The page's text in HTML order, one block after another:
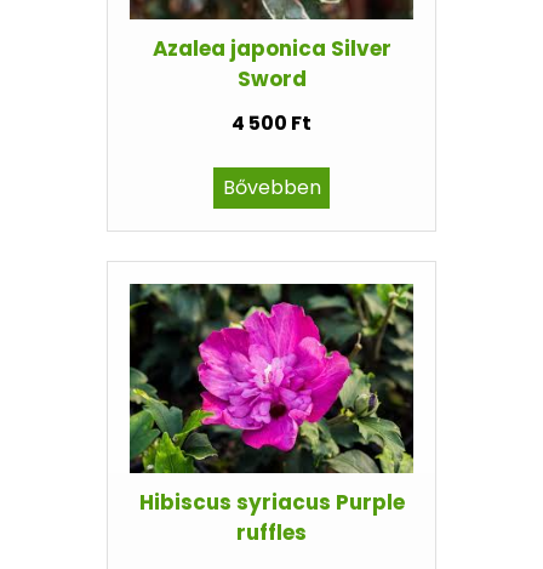
Azalea japonica Silver
Sword
4 500 Ft
Bővebben
Hibiscus syriacus Purple
ruffles